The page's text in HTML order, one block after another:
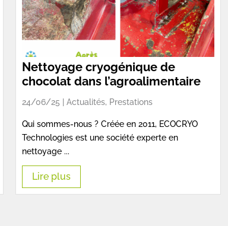
Nettoyage cryogénique de
chocolat dans l’agroalimentaire
24/06/25 |Actualités, Prestations
Qui sommes-nous ? Créée en 2011, ECOCRYO
Technologies est une société experte en
nettoyage ...
Lire plus